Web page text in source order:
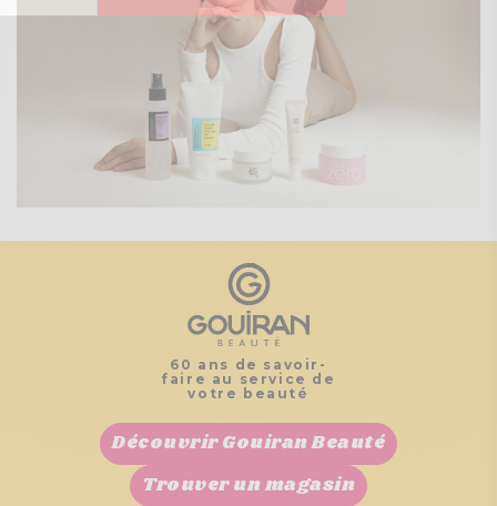
60 ans de savoir-
faire au service de
votre beauté
Découvrir Gouiran Beauté
Trouver un magasin